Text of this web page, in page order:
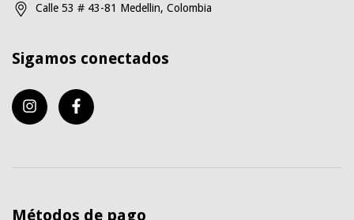
Calle 53 # 43-81 Medellin, Colombia
Sigamos conectados
Métodos de pago